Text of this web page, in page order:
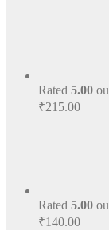
Rated 5.00
₹215.00
Rated 5.00
₹140.00